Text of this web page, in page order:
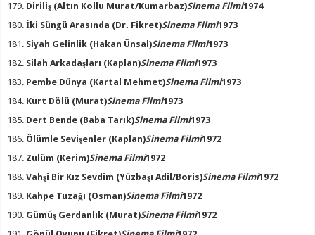
Diriliş (Altın Kollu Murat/Kumarbaz)Sinema Filmi1974
İki Süngü Arasında (Dr. Fikret)Sinema Filmi1973
Siyah Gelinlik (Hakan Ünsal)Sinema Filmi1973
Silah Arkadaşları (Kaplan)Sinema Filmi1973
Pembe Dünya (Kartal Mehmet)Sinema Filmi1973
Kurt Dölü (Murat)Sinema Filmi1973
Dert Bende (Baba Tarık)Sinema Filmi1973
Ölümle Sevişenler (Kaplan)Sinema Filmi1972
Zulüm (Kerim)Sinema Filmi1972
Vahşi Bir Kız Sevdim (Yüzbaşı Adil/Boris)Sinema Filmi1972
Kahpe Tuzağı (Osman)Sinema Filmi1972
Gümüş Gerdanlık (Murat)Sinema Filmi1972